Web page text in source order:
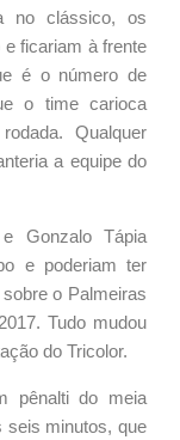
no clássico, os
ficariam à frente
é o número de
o time carioca
Qualquer
a equipe do
Gonzalo Tápia
e poderiam ter
o Palmeiras
Tudo mudou
do Tricolor.
pênalti do meia
seis minutos, que